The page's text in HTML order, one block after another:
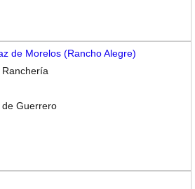
de Morelos (Rancho Alegre)
Ranchería
de Guerrero